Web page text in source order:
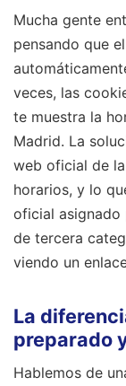
Mucha gente
pensando que
veces, las
te muestra la
Madrid. La
web oficial de
horarios, y lo
oficial asignado
de tercera
viendo un
La
preparado
Hablemos de